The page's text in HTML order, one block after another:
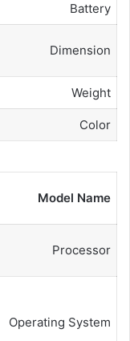
Battery
Dimension
Weight
Color
Model Name
Processor
Operating System